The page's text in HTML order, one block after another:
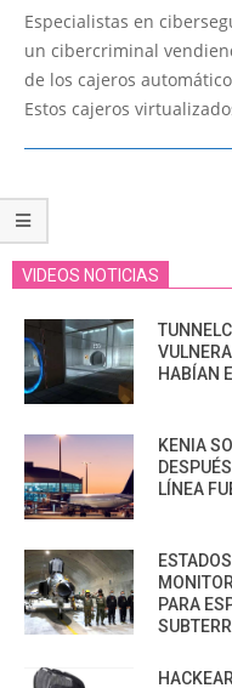
01-
21
Especialistas en
un cibercriminal
de los cajeros
Estos cajeros
VIDEOS NOTICIAS
HABÍAN
KENIA
LÍNEA
PARA